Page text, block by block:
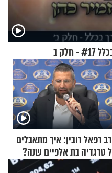
ב
רפאל רובין: איך מתאבלים
טרגדיה בת אלפיים שנה?